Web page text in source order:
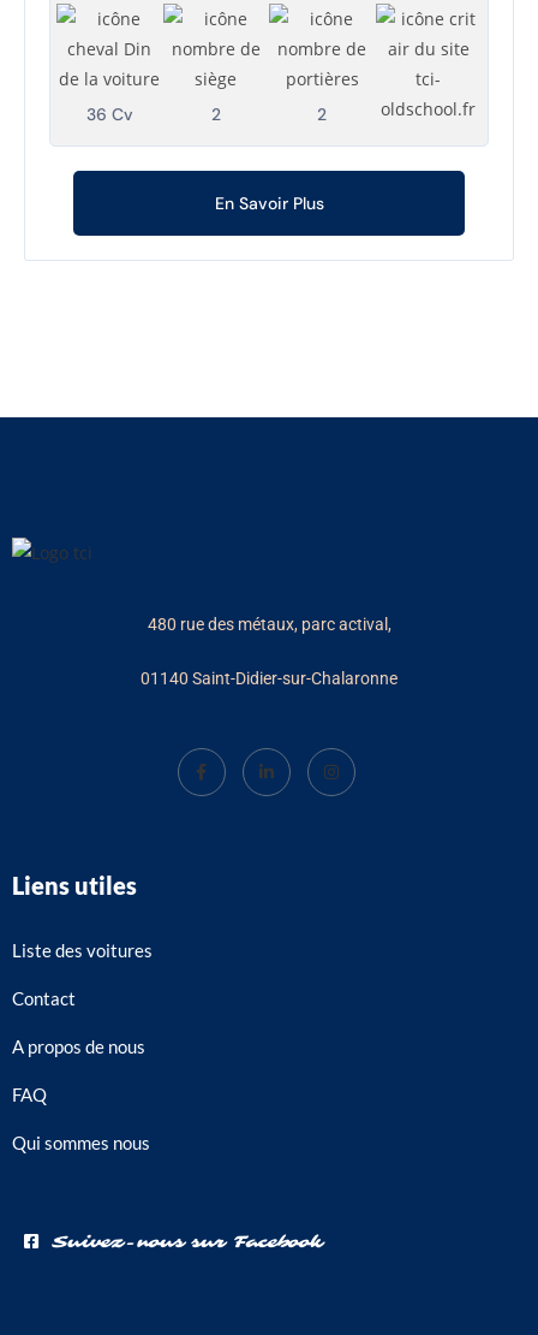
36 Cv 2 2
En Savoir Plus
480 rue des métaux, parc actival,
01140 Saint-Didier-sur-Chalaronne
Liens utiles
Liste des voitures
Contact
A propos de nous
FAQ
Qui sommes nous
Suivez-nous sur Facebook